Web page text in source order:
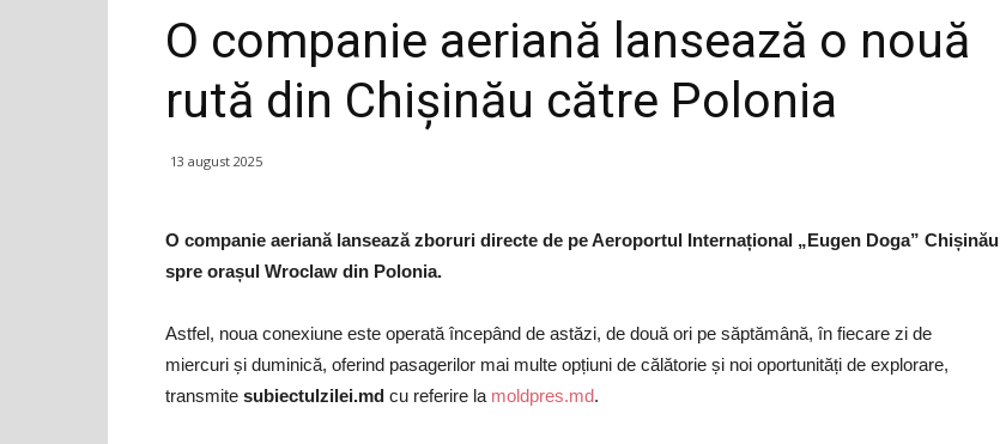
O companie aeriană lansează o nouă
rută din Chișinău către Polonia
13 august 2025
O companie aeriană lansează zboruri directe de pe Aeroportul Internațional „Eugen Doga” Chișinău
spre orașul Wroclaw din Polonia.
Astfel, noua conexiune este operată începând de astăzi, de două ori pe săptămână, în fiecare zi de
miercuri și duminică, oferind pasagerilor mai multe opțiuni de călătorie și noi oportunități de explorare,
transmite subiectulzilei.md cu referire la moldpres.md.